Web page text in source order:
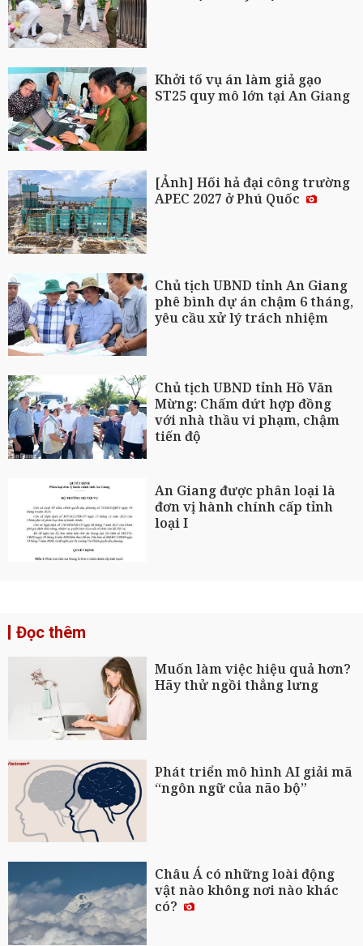
Khởi tố vụ án làm giả gạo
ST25 quy mô lớn tại An Giang
[Ảnh] Hối hả đại công trường
APEC 2027 ở Phú Quốc
Chủ tịch UBND tỉnh An Giang
phê bình dự án chậm 6 tháng,
yêu cầu xử lý trách nhiệm
Chủ tịch UBND tỉnh Hồ Văn
Mừng: Chấm dứt hợp đồng
với nhà thầu vi phạm, chậm
tiến độ
An Giang được phân loại là
đơn vị hành chính cấp tỉnh
loại I
Đọc thêm
Muốn làm việc hiệu quả hơn?
Hãy thử ngồi thẳng lưng
Phát triển mô hình AI giải mã
“ngôn ngữ của não bộ”
Châu Á có những loài động
vật nào không nơi nào khác
có?